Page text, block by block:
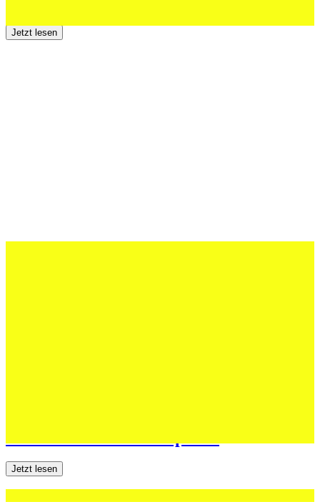
Jetzt lesen
Jetzt lesen